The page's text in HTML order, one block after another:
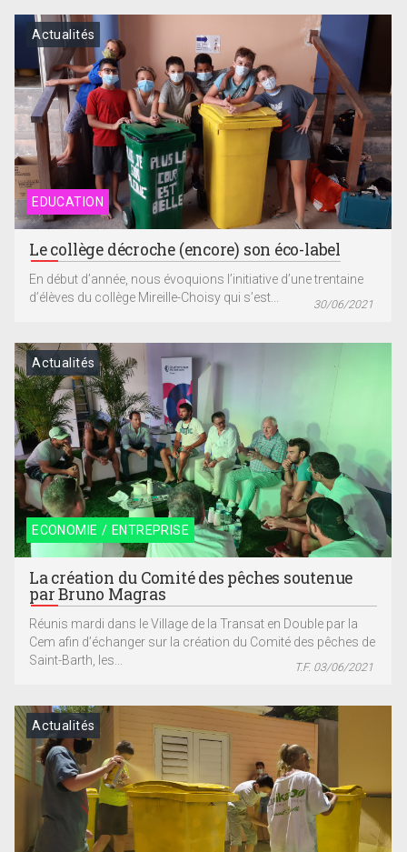
EDUCATION
Actualités
Le collège décroche (encore) son éco-label
En début d’année, nous évoquions l’initiative d’une trentaine
d’élèves du collège Mireille-Choisy qui s’est...
30/06/2021
ECONOMIE / ENTREPRISE
Actualités
La création du Comité des pêches soutenue
par Bruno Magras
Réunis mardi dans le Village de la Transat en Double par la
Cem afin d’échanger sur la création du Comité des pêches de
Saint-Barth, les...
T.F. 03/06/2021
Actualités